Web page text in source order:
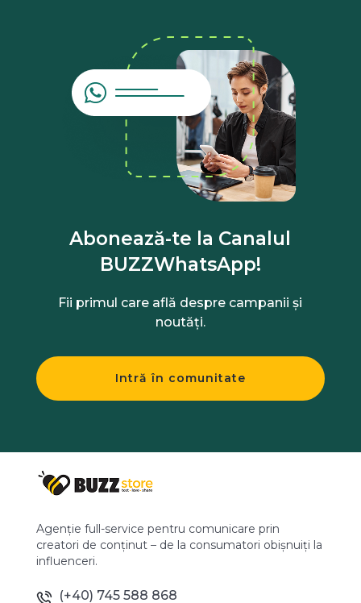
Abonează-te la Canalul
BUZZWhatsApp!
Fii primul care află despre campanii și
noutăți.
Intră în comunitate
Agenție full-service pentru comunicare prin
creatori de conținut – de la consumatori obișnuiți la
influenceri.
(+40) 745 588 868